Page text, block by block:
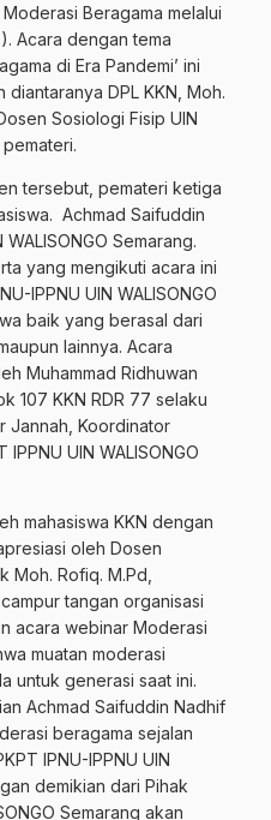
Beragama melalui
Acara dengan tema
di Era Pandemi’ ini
DPL KKN, Moh.
Sosiologi Fisip UIN
tersebut, pemateri ketiga
Achmad Saifuddin
Semarang.
yang mengikuti acara ini
IPPNU UIN WALISONGO
baik yang berasal dari
lainnya. Acara
Muhammad Ridhuwan
107 KKN RDR 77 selaku
Jannah, Koordinator
UIN WALISONGO
mahasiswa KKN dengan
oleh Dosen
Moh. Rofiq. M.Pd,
tangan organisasi
acara webinar Moderasi
muatan moderasi
untuk generasi saat ini.
Achmad Saifuddin Nadhif
beragama sejalan
IPNU-IPPNU UIN
demikian dari Pihak
Semarang akan